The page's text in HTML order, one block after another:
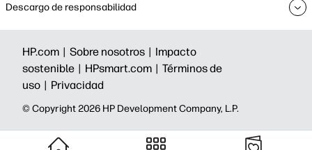
Descargo de responsabilidad
HP.com | Sobre nosotros | Impacto
sostenible | HPsmart.com | Términos de
uso | Privacidad
©️ Copyright 2026 HP Development Company, L.P.